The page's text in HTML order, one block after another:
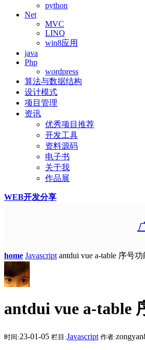
python
Net
MVC
LINQ
win8应用
java
Php
wordpress
算法与数据结构
设计模式
项目管理
资讯
优秀项目推荐
开发工具
资料源码
电子书
关于我
作品展
WEB开发分享
home Javascript antdui vue a-table 序号
antdui vue a-table
时间:23-01-05 栏目:Javascript 作者: